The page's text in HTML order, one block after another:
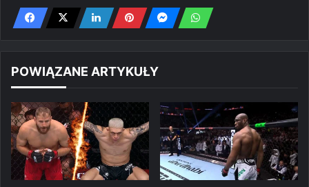
POWIĄZANE ARTYKUŁY